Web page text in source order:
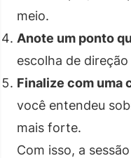
meio.
Anote um ponto
escolha de
Finalize com uma
você entendeu
mais forte.
Com isso, a